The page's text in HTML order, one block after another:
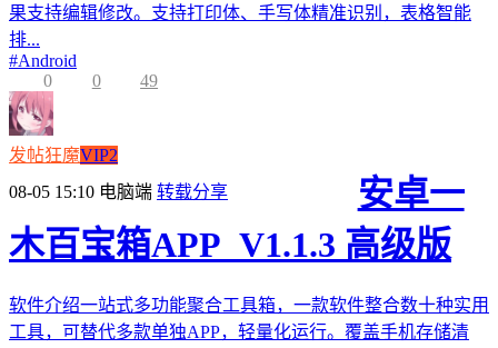
果支持编辑修改。支持打印体、手写体精准识别，表格智能
排...
#Android
0
0 49
发帖狂魔VIP2
08-05 15:10 电脑端 转载分享
安卓一
木百宝箱APP_V1.1.3 高级版
软件介绍一站式多功能聚合工具箱，一款软件整合数十种实用
工具，可替代多款单独APP，轻量化运行。覆盖手机存储清